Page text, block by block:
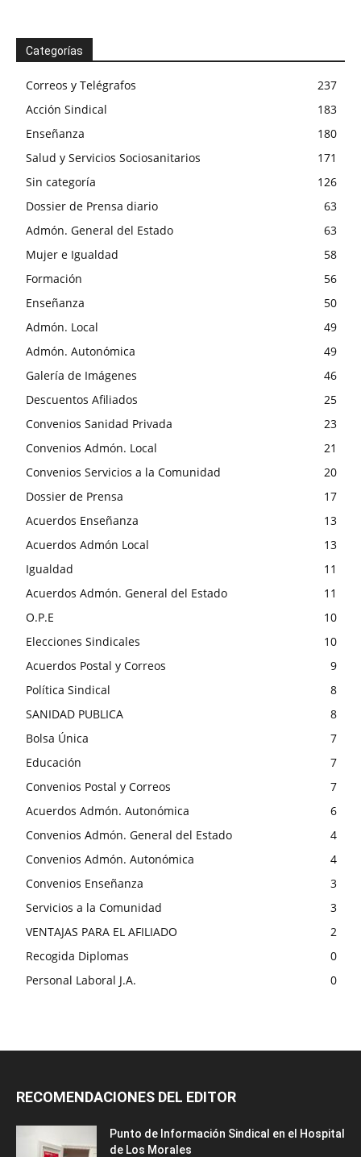
Categorías
Correos y Telégrafos
237
Acción Sindical
183
Enseñanza
180
Salud y Servicios Sociosanitarios
171
Sin categoría
126
Dossier de Prensa diario
63
Admón. General del Estado
63
Mujer e Igualdad
58
Formación
56
Enseñanza
50
Admón. Local
49
Admón. Autonómica
49
Galería de Imágenes
46
Descuentos Afiliados
25
Convenios Sanidad Privada
23
Convenios Admón. Local
21
Convenios Servicios a la Comunidad
20
Dossier de Prensa
17
Acuerdos Enseñanza
13
Acuerdos Admón Local
13
Igualdad
11
Acuerdos Admón. General del Estado
11
O.P.E
10
Elecciones Sindicales
10
Acuerdos Postal y Correos
9
Política Sindical
8
SANIDAD PUBLICA
8
Bolsa Única
7
Educación
7
Convenios Postal y Correos
7
Acuerdos Admón. Autonómica
6
Convenios Admón. General del Estado
4
Convenios Admón. Autonómica
4
Convenios Enseñanza
3
Servicios a la Comunidad
3
VENTAJAS PARA EL AFILIADO
2
Recogida Diplomas
0
Personal Laboral J.A.
0
RECOMENDACIONES DEL EDITOR
Punto de Información Sindical en el Hospital
de Los Morales